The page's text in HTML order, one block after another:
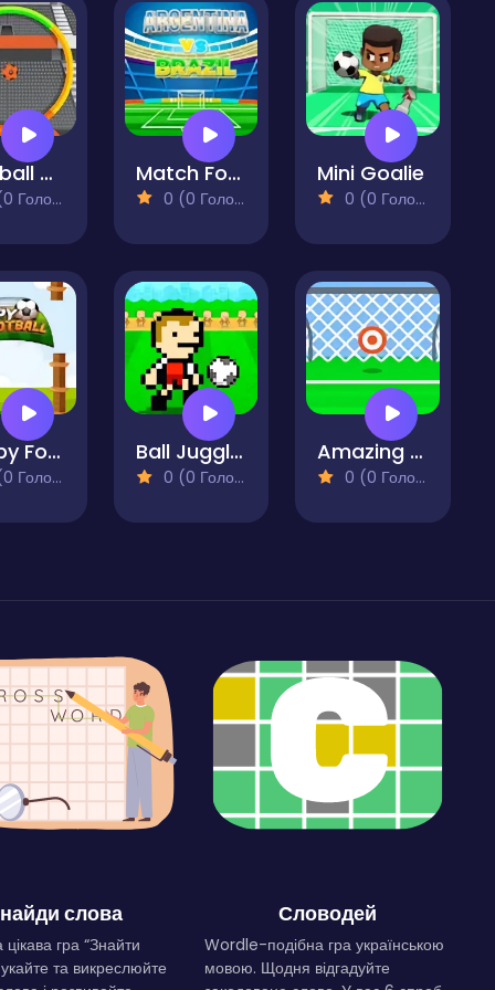
Football Color Matcher Match Football Brazil or Argentina
0 (0 Голосів)
Mini Goalie
0 (0 Голосів)
Floppy Football Ball Juggling
0 (0 Голосів)
Amazing Soccer
0 (0 Голосів)
слова
гра “Знайти
та викреслюйте
Словодей
Wordle-подібна гра українською
мовою. Щодня відгадуйте